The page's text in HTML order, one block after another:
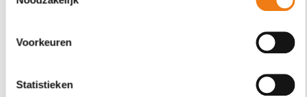
Voorkeuren
Statistieken